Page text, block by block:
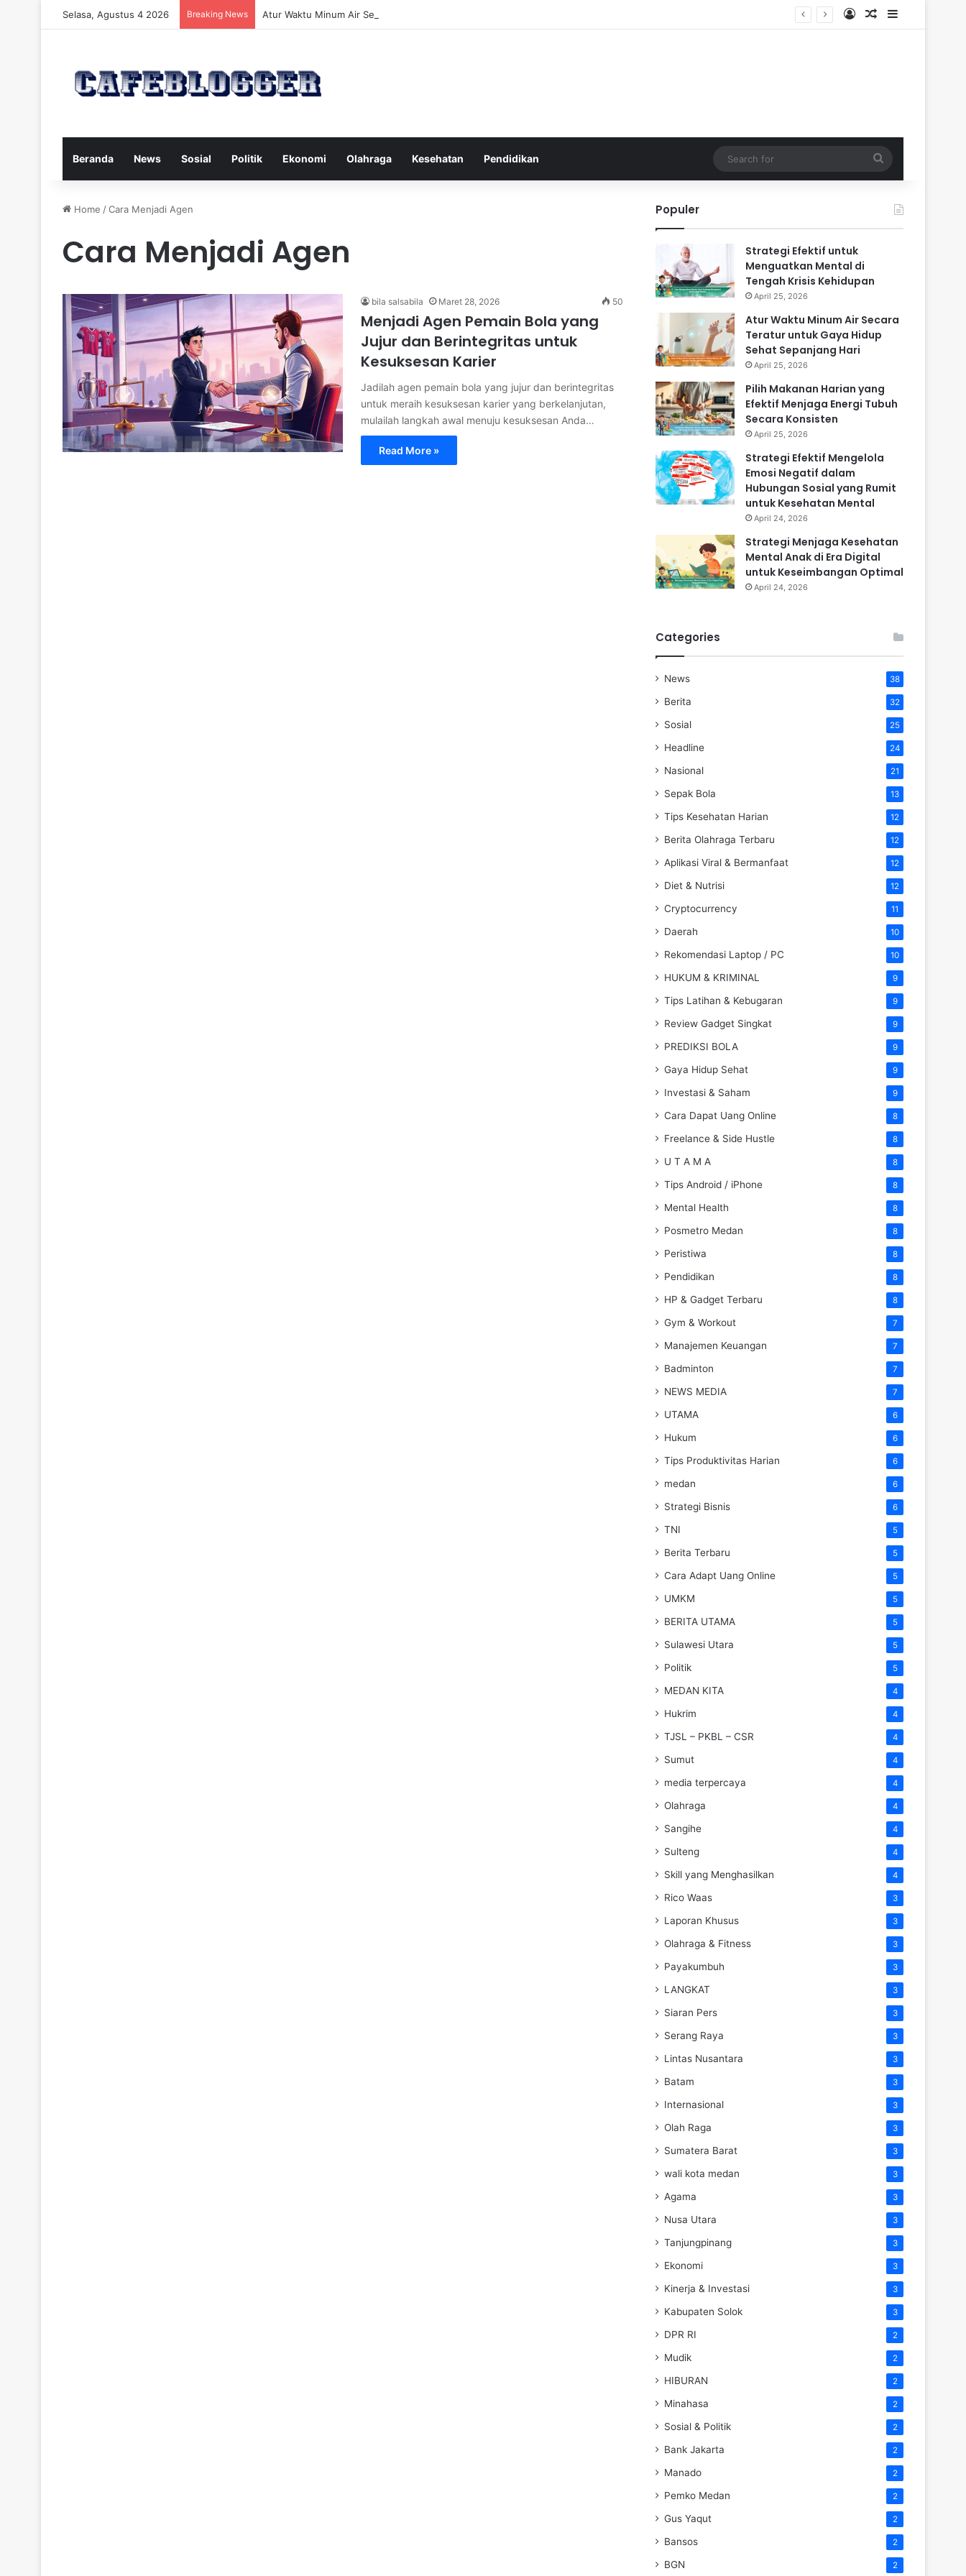
Selasa, Agustus 4 2026 Breaking News Atur Waktu Minum Air Secara Teratur untuk Gaya Hidup Sehat Sepanjang Hari Log InRandom Article
Sidebar
Beranda News Sosial Politik Ekonomi Olahraga Kesehatan Pendidikan
for
Home /Cara Menjadi Agen
Cara Menjadi Agen
bila salsabila Maret 28, 2026 50
Menjadi Agen Pemain Bola yang
Jujur dan Berintegritas untuk
Kesuksesan Karier
Jadilah agen pemain bola yang jujur dan berintegritas
untuk meraih kesuksesan karier yang berkelanjutan,
mulailah langkah awal menuju kesuksesan Anda…
Read More »
Populer
Strategi Efektif untuk
Menguatkan Mental di
Tengah Krisis Kehidupan
April 25, 2026
Atur Waktu Minum Air Secara
Teratur untuk Gaya Hidup
Sehat Sepanjang Hari
April 25, 2026
Pilih Makanan Harian yang
Efektif Menjaga Energi Tubuh
Secara Konsisten
April 25, 2026
Strategi Efektif Mengelola
Emosi Negatif dalam
Hubungan Sosial yang Rumit
untuk Kesehatan Mental
April 24, 2026
Strategi Menjaga Kesehatan
Mental Anak di Era Digital
untuk Keseimbangan Optimal
April 24, 2026
Categories
News 38
Berita 32
Sosial 25
Headline 24
Nasional 21
Sepak Bola 13
Tips Kesehatan Harian 12
Berita Olahraga Terbaru 12
Aplikasi Viral & Bermanfaat 12
Diet & Nutrisi 12
Cryptocurrency 11
Daerah 10
Rekomendasi Laptop / PC 10
HUKUM & KRIMINAL 9
Tips Latihan & Kebugaran 9
Review Gadget Singkat 9
PREDIKSI BOLA 9
Gaya Hidup Sehat 9
Investasi & Saham 9
Cara Dapat Uang Online 8
Freelance & Side Hustle 8
U T A M A 8
Tips Android / iPhone 8
Mental Health 8
Posmetro Medan 8
Peristiwa 8
Pendidikan 8
HP & Gadget Terbaru 8
Gym & Workout 7
Manajemen Keuangan 7
Badminton 7
NEWS MEDIA 7
UTAMA 6
Hukum 6
Tips Produktivitas Harian 6
medan 6
Strategi Bisnis 6
TNI 5
Berita Terbaru 5
Cara Adapt Uang Online 5
UMKM 5
BERITA UTAMA 5
Sulawesi Utara 5
Politik 5
MEDAN KITA 4
Hukrim 4
TJSL – PKBL – CSR 4
Sumut 4
media terpercaya 4
Olahraga 4
Sangihe 4
Sulteng 4
Skill yang Menghasilkan 4
Rico Waas 3
Laporan Khusus 3
Olahraga & Fitness 3
Payakumbuh 3
LANGKAT 3
Siaran Pers 3
Serang Raya 3
Lintas Nusantara 3
Batam 3
Internasional 3
Olah Raga 3
Sumatera Barat 3
wali kota medan 3
Agama 3
Nusa Utara 3
Tanjungpinang 3
Ekonomi 3
Kinerja & Investasi 3
Kabupaten Solok 3
DPR RI 2
Mudik 2
HIBURAN 2
Minahasa 2
Sosial & Politik 2
Bank Jakarta 2
Manado 2
Pemko Medan 2
Gus Yaqut 2
Bansos 2
BGN 2